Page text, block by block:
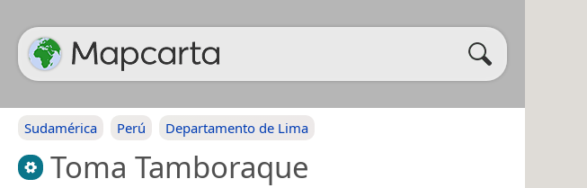
Sudamérica Perú Departamento de Lima
Toma Tamboraque